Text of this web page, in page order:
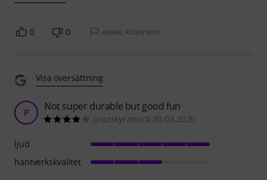
0 0 ANMÄL RECENSION
Visa översättning
P Not super durable but good fun
prazskycanuck 30.03.2020
ljud
hantverkskvalitet